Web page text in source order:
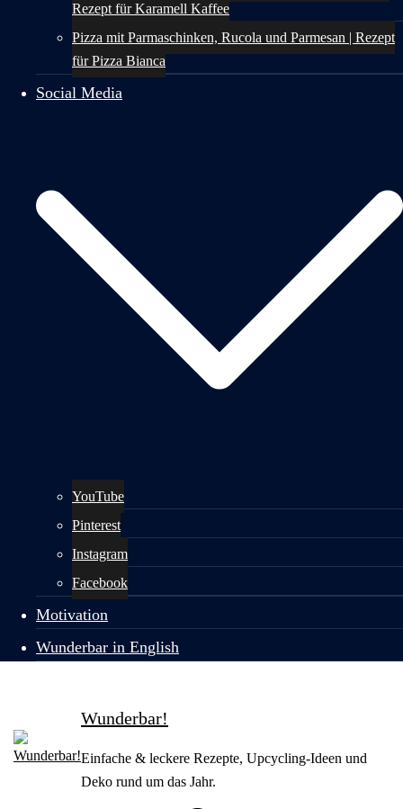
Rezept für Karamell Kaffee
Pizza mit Parmaschinken, Rucola und Parmesan | Rezept
für Pizza Bianca
Social Media
YouTube
Pinterest
Instagram
Facebook
Motivation
Wunderbar in English
Wunderbar!
Einfache & leckere Rezepte, Upcycling-Ideen und
Deko rund um das Jahr.